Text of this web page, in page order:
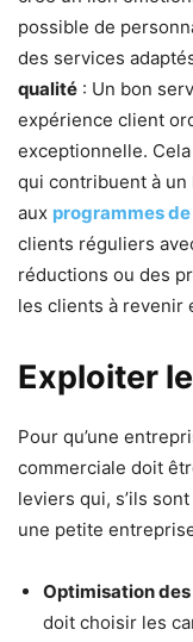
possible de
des services
qualité : Un bon
expérience client
exceptionnelle.
qui contribuent à
aux programmes
clients réguliers
réductions ou des
les clients à revenir
Exploiter
Pour qu’une
commerciale doit
leviers qui, s’ils
une petite
Optimisation
doit choisir les